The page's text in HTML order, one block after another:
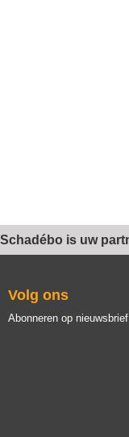
Schadébo is uw
Volg ons
Abonneren op nieuwsbrief